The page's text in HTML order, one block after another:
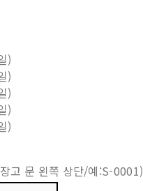
)
)
)
)
)
고 문 왼쪽 상단/예:S-0001)